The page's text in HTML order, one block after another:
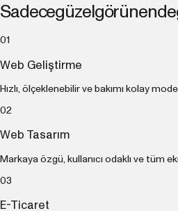
Sadecegüzel görünen
01
Web Geliştirme
Hızlı, ölçeklenebilir ve bakımı kolay
02
Web Tasarım
Markaya özgü, kullanıcı odaklı ve tüm
03
E-Ticaret